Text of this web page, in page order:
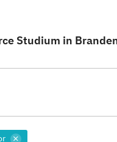
Studium in